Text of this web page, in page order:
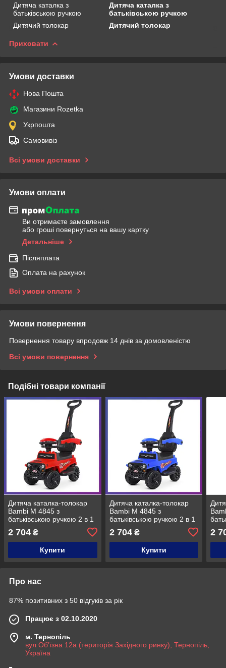
Дитяча каталка з
батьківською ручкою
Дитяча каталка з
батьківською ручкою
Дитячий толокар
Дитячий толокар
Приховати
Умови доставки
Нова Пошта
Магазини Rozetka
Укрпошта
Самовивіз
Всі умови доставки
Умови оплати
Ви отримаєте замовлення
або гроші повернуться на вашу картку
Детальніше
Післяплата
Оплата на рахунок
Всі умови оплати
Умови повернення
Повернення товару впродовж 14 днів за домовленістю
Всі умови повернення
Подібні товари компанії
Дитяча каталка-толокар
Bambi M 4845 з
батьківською ручкою 2 в 1
2 704 ₴
Купити
Дитяча каталка-толокар
Bambi M 4845 з
батьківською ручкою 2 в 1
2 704₴
Купити
2
Про нас
87% позитивних з 50 відгуків за рік
Працює з 02.10.2020
м. Тернопіль
вул Об'їзна 12а (територія Західного ринку), Тернопіль,
Україна